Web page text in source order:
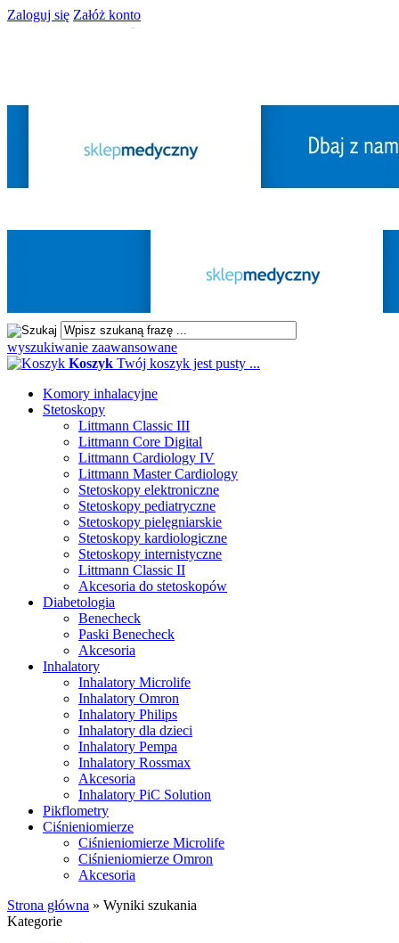
Zaloguj się Załóż konto
wyszukiwanie zaawansowane
Koszyk Twój koszyk jest pusty ...
Komory inhalacyjne
Stetoskopy
Littmann Classic III
Littmann Core Digital
Littmann Cardiology IV
Littmann Master Cardiology
Stetoskopy elektroniczne
Stetoskopy pediatryczne
Stetoskopy pielęgniarskie
Stetoskopy kardiologiczne
Stetoskopy internistyczne
Littmann Classic II
Akcesoria do stetoskopów
Diabetologia
Benecheck
Paski Benecheck
Akcesoria
Inhalatory
Inhalatory Microlife
Inhalatory Omron
Inhalatory Philips
Inhalatory dla dzieci
Inhalatory Pempa
Inhalatory Rossmax
Akcesoria
Inhalatory PiC Solution
Pikflometry
Ciśnieniomierze
Ciśnieniomierze Microlife
Ciśnieniomierze Omron
Akcesoria
Strona główna » Wyniki szukania
Kategorie